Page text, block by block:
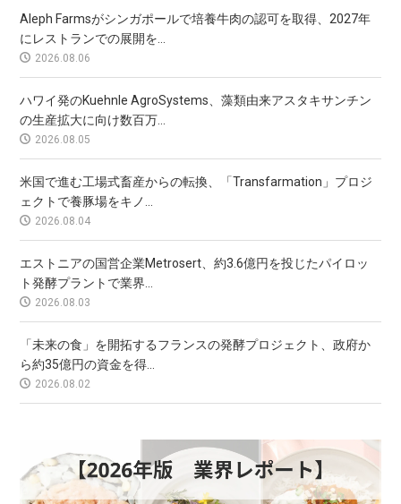
Aleph Farmsがシンガポールで培養牛肉の認可を取得、2027年
にレストランでの展開を...
2026.08.06
ハワイ発のKuehnle AgroSystems、藻類由来アスタキサンチン
の生産拡大に向け数百万...
2026.08.05
米国で進む工場式畜産からの転換、「Transfarmation」プロジ
ェクトで養豚場をキノ...
2026.08.04
エストニアの国営企業Metrosert、約3.6億円を投じたパイロッ
ト発酵プラントで業界...
2026.08.03
「未来の食」を開拓するフランスの発酵プロジェクト、政府か
ら約35億円の資金を得...
2026.08.02